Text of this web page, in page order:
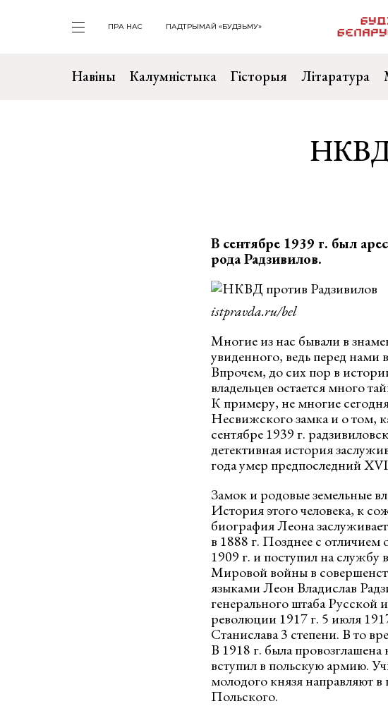
ПРА НАС ПАДТРЫМАЙ «БУДЗЬМУ»
Навіны Калумністыка Гісторыя Літаратура
НКВД
В сентябре 1939 г. был
рода Радзивилов.
istpravda.ru/bel
Многие из нас бывали в
увиденного, ведь перед нами
Впрочем, до сих пор в
владельцев остается много
К примеру, не многие сегодня
Несвижского замка и о том,
сентябре 1939 г.
детективная история
года умер предпоследний
Замок и родовые земельные
История этого человека, к
биография Леона
в 1888 г. Позднее с
1909 г. и поступил на
Мировой войны в
языками Леон Владислав
генерального штаба
революции 1917 г. 5 июля
Станислава 3 степени. В то
В 1918 г. была
вступил в польскую армию.
молодого князя направляют
Польского.